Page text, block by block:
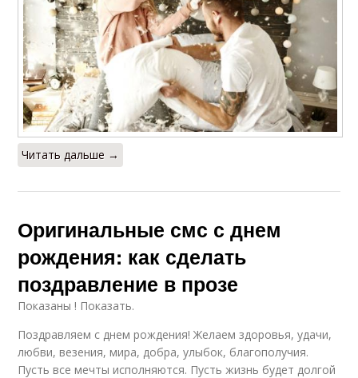
Читать дальше →
Оригинальные смс с днем
рождения: как сделать
поздравление в прозе
Показаны ! Показать.
Поздравляем с днем рождения! Желаем здоровья, удачи,
любви, везения, мира, добра, улыбок, благополучия.
Пусть все мечты исполняются. Пусть жизнь будет долгой